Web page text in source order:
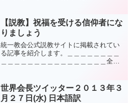
す。（※ 野牧教会長の黄載晟（ファンゼ
ソン）氏による話です...
【説教】祝福を受ける信仰者にな
りましょう
統一教会公式説教サイトに掲載されてい
る記事を紹介します。＿＿＿＿＿＿＿＿
＿＿＿＿＿＿＿＿＿＿＿＿＿＿＿＿全て
信仰の道を歩んでいます。神様の祝福を
受ける人は、きょう訓読し...
世界会長ツイッター２０１３年３
月２７日(水) 日本語訳